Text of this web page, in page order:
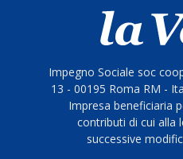
Impegno Sociale soc
13 - 00195 Roma RM -
Impresa beneficiaria
contributi di cui alla
successive